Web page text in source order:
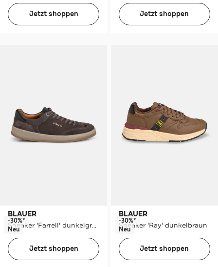
Jetzt shoppen Jetzt shoppen
BLAUER
Sneaker 'Farrell' dunkelgrau
-30%*
Neu
Jetzt shoppen
BLAUER
Sneaker 'Ray' dunkelbraun
-30%*
Neu
Jetzt shoppen